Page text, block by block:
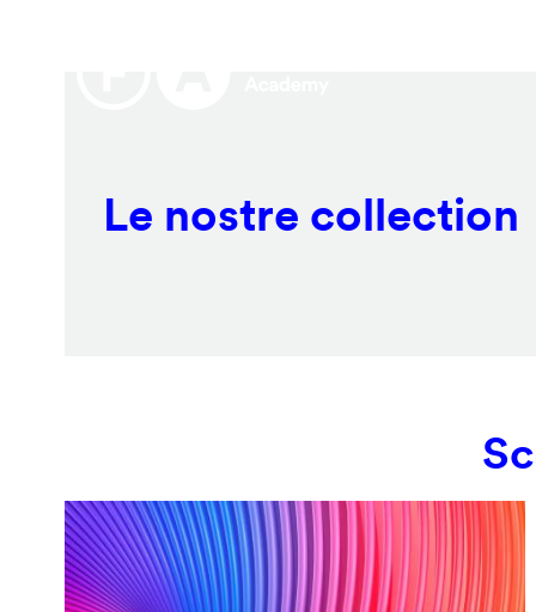
Le nostre collection